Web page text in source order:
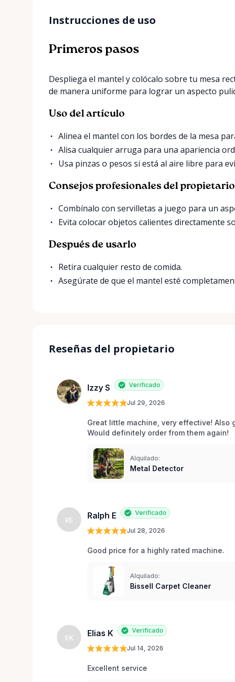
Instrucciones de uso
Primeros pasos
Despliega el mantel y colócalo sobre tu mesa
de manera uniforme para lograr un aspecto
Uso del artículo
Alinea el mantel con los bordes de la mesa
Alisa cualquier arruga para una apariencia
Usa pinzas o pesos si está al aire libre para
Consejos profesionales del propietario
Combínalo con servilletas a juego para un
Evita colocar objetos calientes directamente
Después de usarlo
Retira cualquier resto de comida.
Asegúrate de que el mantel esté
Reseñas del propietario
Izzy S Verificado
Jul 29, 2026
Great little machine, very effective!
Would definitely order from them again!
Alquilado:
Metal Detector
RE Ralph E Verificado
Jul 28, 2026
Good price for a highly rated machine.
Alquilado:
Bissell Carpet Cleaner
EK Elias K Verificado
Jul 14, 2026
Excellent service